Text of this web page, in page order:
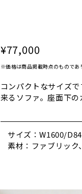
¥77,000
※価格は商品掲載時点のものであ
コンパクトなサイズ
来るソファ。座面下の
サイズ：W1600/
素材：ファブリック